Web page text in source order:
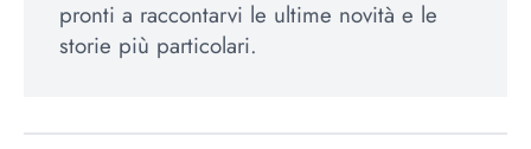
pronti a raccontarvi le ultime novità e le
storie più particolari.